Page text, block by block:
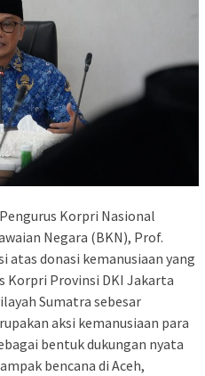
Korpri Nasional
Negara (BKN), Prof.
atas donasi kemanusiaan yang
Korpri Provinsi DKI Jakarta
Sumatra sebesar
aksi kemanusiaan para
bentuk dukungan nyata
bencana di Aceh,